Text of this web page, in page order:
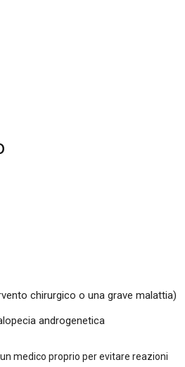
chirurgico o una grave malattia)
androgenetica
medico proprio per evitare reazioni